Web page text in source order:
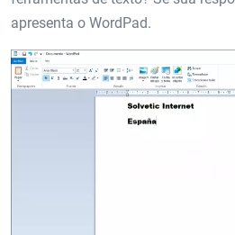
apresenta o WordPad.